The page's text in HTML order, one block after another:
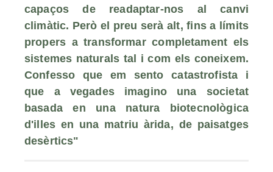
capaços de readaptar-nos al canvi
climàtic. Però el preu serà alt, fins a límits
propers a transformar completament els
sistemes naturals tal i com els coneixem.
Confesso que em sento catastrofista i
que a vegades imagino una societat
basada en una natura biotecnològica
d'illes en una matriu àrida, de paisatges
desèrtics"